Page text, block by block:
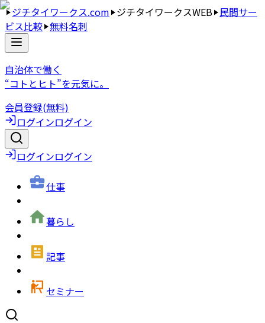
ジチタイワークス.com ジチタイワークスWEB 民間サー
ビス比較 無料名刺
自治体で働く
“コトとヒト”を元気に。
会員登録(無料)
ログインログイン
ログインログイン
仕事
暮らし
記事
セミナー